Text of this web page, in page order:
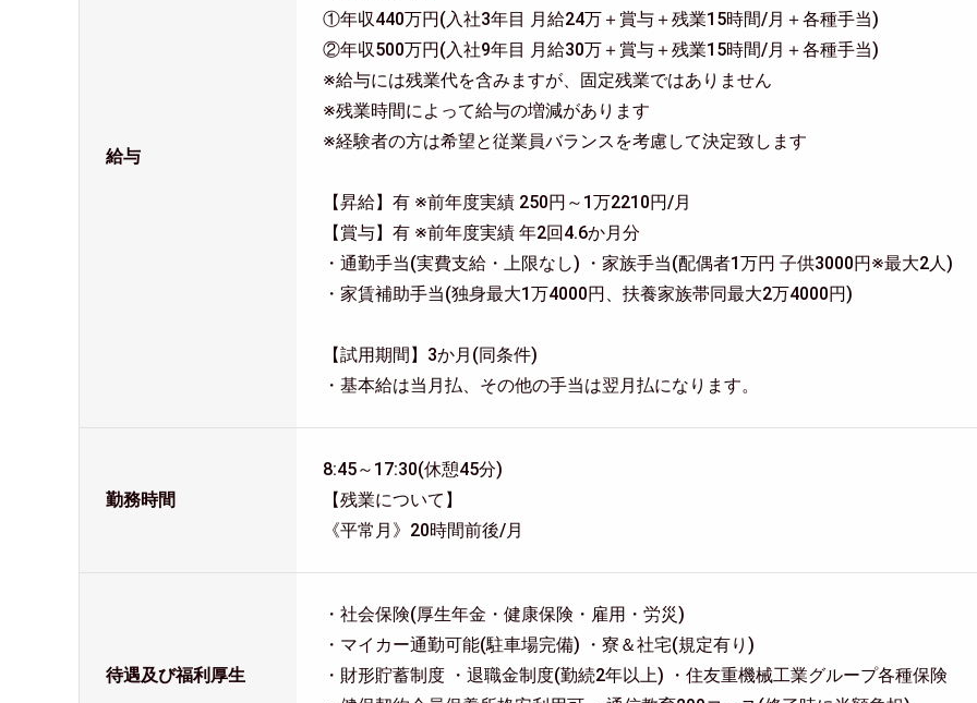
給与
①年収440万円(入社3年目 月給24万＋賞与＋残業15時間/月＋各種手当)
②年収500万円(入社9年目 月給30万＋賞与＋残業15時間/月＋各種手当)
※給与には残業代を含みますが、固定残業ではありません
※残業時間によって給与の増減があります
※経験者の方は希望と従業員バランスを考慮して決定致します
【昇給】有 ※前年度実績 250円～1万2210円/月
【賞与】有 ※前年度実績 年2回4.6か月分
・通勤手当(実費支給・上限なし) ・家族手当(配偶者1万円 子供3000円※最大2人)
・家賃補助手当(独身最大1万4000円、扶養家族帯同最大2万4000円)
【試用期間】3か月(同条件)
・基本給は当月払、その他の手当は翌月払になります。
勤務時間
8:45～17:30(休憩45分)
【残業について】
《平常月》20時間前後/月
待遇及び福利厚生
・社会保険(厚生年金・健康保険・雇用・労災)
・マイカー通勤可能(駐車場完備) ・寮＆社宅(規定有り)
・財形貯蓄制度 ・退職金制度(勤続2年以上) ・住友重機械工業グループ各種保険